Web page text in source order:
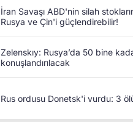
İran Savaşı ABD'nin silah
Rusya ve Çin'i güçlendirebilir!
Zelenskıy: Rusya’da 50 bine
konuşlandırılacak
Rus ordusu Donetsk'i vurdu: 3